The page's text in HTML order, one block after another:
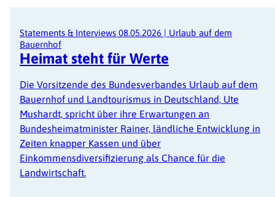
Statements & Interviews 08.05.2026 | Urlaub auf dem
Bauernhof
Heimat steht für Werte
Die Vorsitzende des Bundesverbandes Urlaub auf dem
Bauernhof und Landtourismus in Deutschland, Ute
Mushardt, spricht über ihre Erwartungen an
Bundesheimatminister Rainer, ländliche Entwicklung in
Zeiten knapper Kassen und über
Einkommensdiversifizierung als Chance für die
Landwirtschaft.